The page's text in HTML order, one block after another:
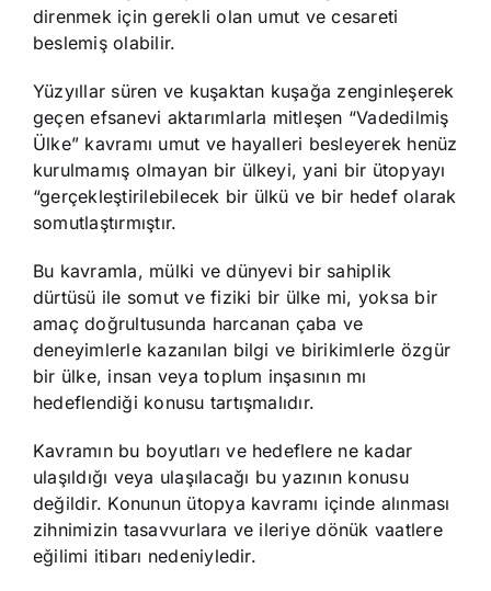
direnmek için gerekli olan umut ve cesareti
beslemiş olabilir.
Yüzyıllar süren ve kuşaktan kuşağa zenginleşerek
geçen efsanevi aktarımlarla mitleşen “Vadedilmiş
Ülke” kavramı umut ve hayalleri besleyerek henüz
kurulmamış olmayan bir ülkeyi, yani bir ütopyayı
“gerçekleştirilebilecek bir ülkü ve bir hedef olarak
somutlaştırmıştır.
Bu kavramla, mülki ve dünyevi bir sahiplik
dürtüsü ile somut ve fiziki bir ülke mi, yoksa bir
amaç doğrultusunda harcanan çaba ve
deneyimlerle kazanılan bilgi ve birikimlerle özgür
bir ülke, insan veya toplum inşasının mı
hedeflendiği konusu tartışmalıdır.
Kavramın bu boyutları ve hedeflere ne kadar
ulaşıldığı veya ulaşılacağı bu yazının konusu
değildir. Konunun ütopya kavramı içinde alınması
zihnimizin tasavvurlara ve ileriye dönük vaatlere
eğilimi itibarı nedeniyledir.